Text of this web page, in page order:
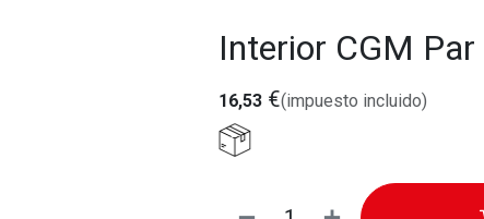
Interior CGM
16,53 €(impuesto incluido)